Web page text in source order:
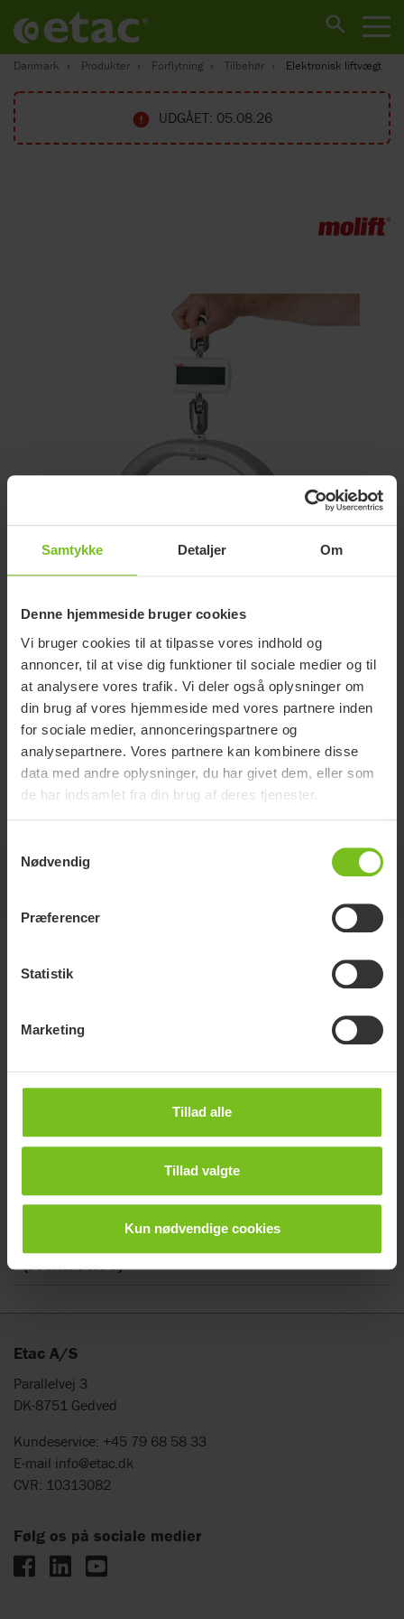
Samtykke Detaljer Om
Denne hjemmeside bruger cookies
Vi bruger cookies til at tilpasse vores indhold og
annoncer, til at vise dig funktioner til sociale medier og til
at analysere vores trafik. Vi deler også oplysninger om
din brug af vores hjemmeside med vores partnere inden
for sociale medier, annonceringspartnere og
analysepartnere. Vores partnere kan kombinere disse
data med andre oplysninger, du har givet dem, eller som
de har indsamlet fra din brug af deres tjenester.
Nødvendig
Præferencer
Statistik
Marketing
Tillad alle
Tillad valgte
Kun nødvendige cookies
Danmark Produkter Forflytning Tilbehør Elektronisk liftvægt
UDGÅET: 05.08.26
Support for Elektronisk
liftvægt (udgået)
UDGÅET: 05.08.26
For detaljerede specifikationer på produktet se
produktinformation nedenfor.
Produkterne kan blive ændret uden forudgående varsel. Læserens
skøn må ligge til grund for overensstemmelse mellem produktversion,
(PI NR. PH53)
Etac A/S
Parallelvej 3
DK-8751 Gedved
Kundeservice: +45 79 68 58 33
E-mail info@etac.dk
CVR: 10313082
Følg os på sociale medier